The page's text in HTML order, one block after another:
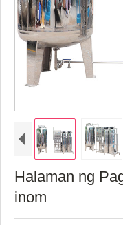
Halaman ng
inom